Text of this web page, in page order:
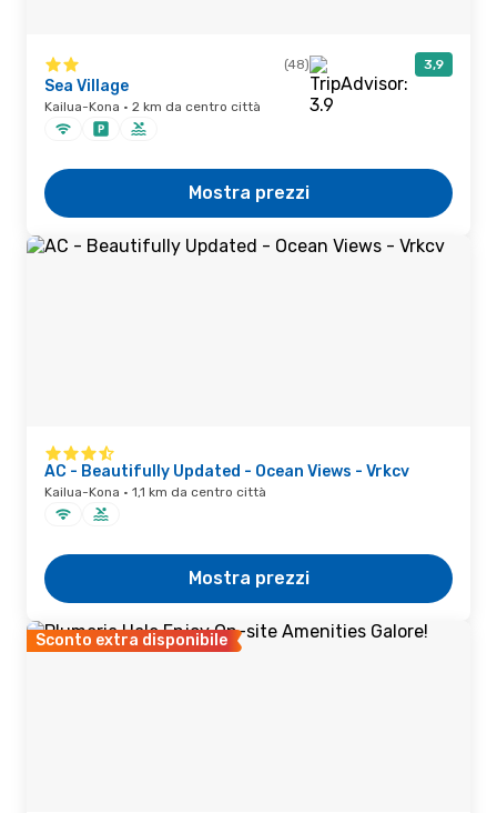
(48) 3,9
Sea Village
Kailua-Kona · 2 km da centro città
Mostra prezzi
AC - Beautifully Updated - Ocean Views - Vrkcv
Kailua-Kona · 1,1 km da centro città
Mostra prezzi
Sconto extra disponibile